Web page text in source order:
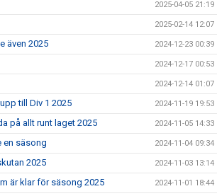
2025-04-05 21:19
2025-02-14 12:07
även 2025 2024-12-23 00:39
2024-12-17 00:53
2024-12-14 01:07
till Div 1 2025 2024-11-19 19:53
på allt runt laget 2025 2024-11-05 14:33
en säsong 2024-11-04 09:34
2025 2024-11-03 13:14
är klar för säsong 2025 2024-11-01 18:44